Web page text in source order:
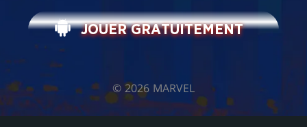
JOUER GRATUITEMENT
©️ 2026 MARVEL